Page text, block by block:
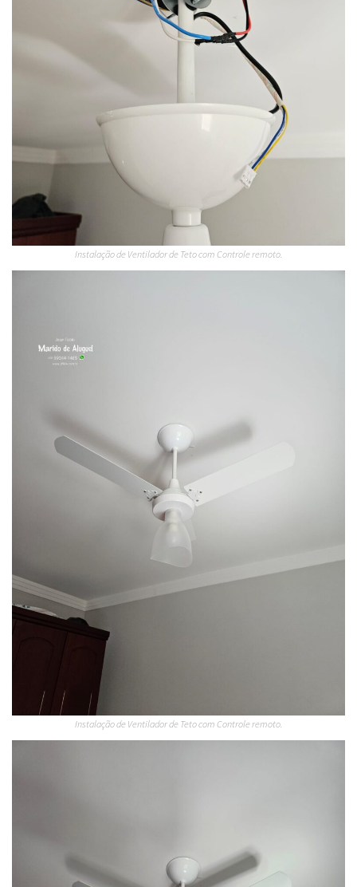
Instalação de Ventilador de Teto com Controle remoto.
Instalação de Ventilador de Teto com Controle remoto.